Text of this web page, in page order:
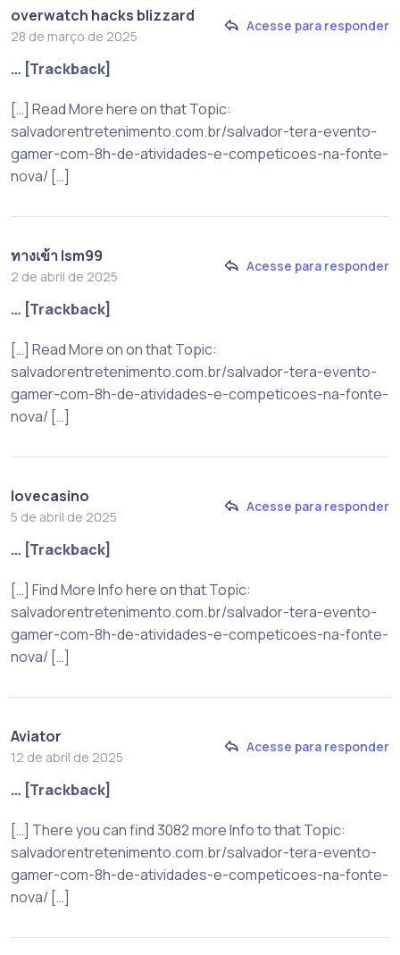
overwatch hacks blizzard
28 de março de 2025
Acesse para responder
… [Trackback]
[…] Read More here on that Topic:
salvadorentretenimento.com.br/salvador-tera-evento-
gamer-com-8h-de-atividades-e-competicoes-na-fonte-
nova/ […]
ทางเข้า lsm99
2 de abril de 2025
Acesse para responder
… [Trackback]
[…] Read More on on that Topic:
salvadorentretenimento.com.br/salvador-tera-evento-
gamer-com-8h-de-atividades-e-competicoes-na-fonte-
nova/ […]
lovecasino
5 de abril de 2025
Acesse para responder
… [Trackback]
[…] Find More Info here on that Topic:
salvadorentretenimento.com.br/salvador-tera-evento-
gamer-com-8h-de-atividades-e-competicoes-na-fonte-
nova/ […]
Aviator
12 de abril de 2025
Acesse para responder
… [Trackback]
[…] There you can find 3082 more Info to that Topic:
salvadorentretenimento.com.br/salvador-tera-evento-
gamer-com-8h-de-atividades-e-competicoes-na-fonte-
nova/ […]